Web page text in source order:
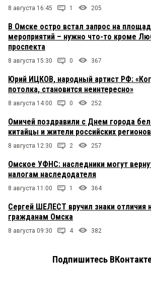
8 августа 16:45 1 205
В Омске остро встал запрос на
мероприятий – нужно что-то кроме
проспекта
8 августа 15:30 0 367
Юрий ИЦКОВ, народный артист РФ:
потолка, становится неинтересно»
8 августа 14:00 0 252
Омичей поздравили с Днем города
китайцы и жители российских регионов
8 августа 12:30 2 257
Омское УФНС: наследники могут
налогам наследодателя
8 августа 11:00 1 364
Сергей ШЕЛЕСТ вручил знаки
гражданам Омска
8 августа 09:30 4 382
Подпишитесь